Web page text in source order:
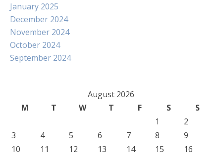
January 2025
December 2024
November 2024
October 2024
September 2024
August 2026
M
T W T F S
S
1
2
3
4 5 6 7 8
9
10
11 12 13 14 15
16